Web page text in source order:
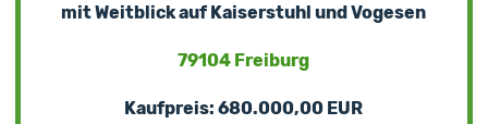
mit Weitblick auf Kaiserstuhl und Vogesen
79104 Freiburg
Kaufpreis: 680.000,00 EUR